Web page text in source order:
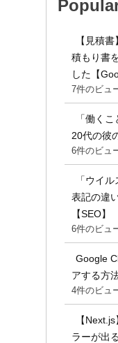
【見積
積もり書
した【
7件のビュ
「働く
20代の彼
6件のビュ
「ウイ
表記の違
【SEO】
6件のビュ
Google
アする方
4件のビュ
【
ラーが出